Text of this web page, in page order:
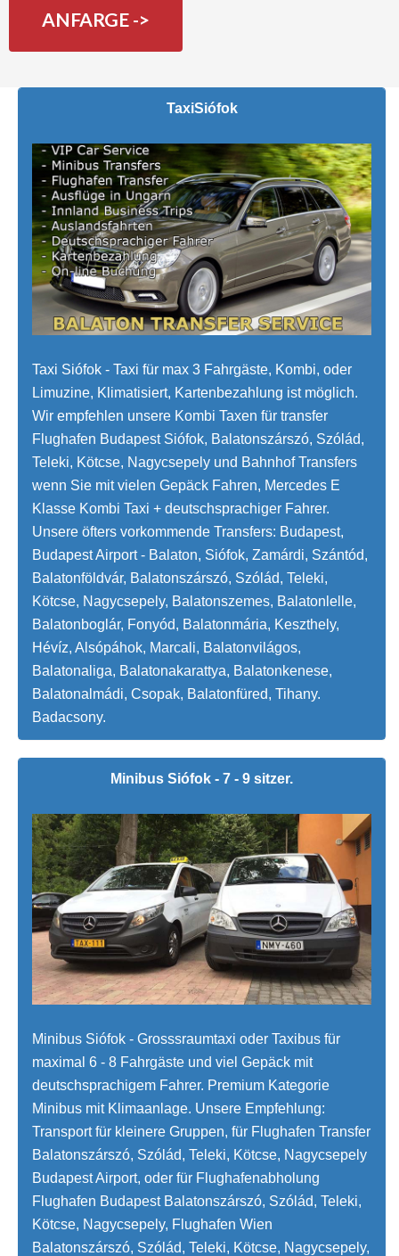
ANFARGE ->
TaxiSiófok
Taxi Siófok - Taxi für max 3 Fahrgäste, Kombi, oder
Limuzine, Klimatisiert, Kartenbezahlung ist möglich.
Wir empfehlen unsere Kombi Taxen für transfer
Flughafen Budapest Siófok, Balatonszárszó, Szólád,
Teleki, Kötcse, Nagycsepely und Bahnhof Transfers
wenn Sie mit vielen Gepäck Fahren, Mercedes E
Klasse Kombi Taxi + deutschsprachiger Fahrer.
Unsere öfters vorkommende Transfers: Budapest,
Budapest Airport - Balaton, Siófok, Zamárdi, Szántód,
Balatonföldvár, Balatonszárszó, Szólád, Teleki,
Kötcse, Nagycsepely, Balatonszemes, Balatonlelle,
Balatonboglár, Fonyód, Balatonmária, Keszthely,
Hévíz, Alsópáhok, Marcali, Balatonvilágos,
Balatonaliga, Balatonakarattya, Balatonkenese,
Balatonalmádi, Csopak, Balatonfüred, Tihany.
Badacsony.
Minibus Siófok - 7 - 9 sitzer.
Minibus Siófok - Grosssraumtaxi oder Taxibus für
maximal 6 - 8 Fahrgäste und viel Gepäck mit
deutschsprachigem Fahrer. Premium Kategorie
Minibus mit Klimaanlage. Unsere Empfehlung:
Transport für kleinere Gruppen, für Flughafen Transfer
Balatonszárszó, Szólád, Teleki, Kötcse, Nagycsepely
Budapest Airport, oder für Flughafenabholung
Flughafen Budapest Balatonszárszó, Szólád, Teleki,
Kötcse, Nagycsepely, Flughafen Wien
Balatonszárszó, Szólád, Teleki, Kötcse, Nagycsepely,